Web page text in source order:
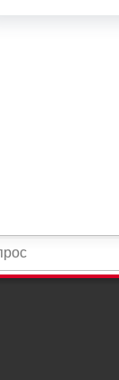
ВУ
в ГИБДД
учета автомобиля
ДТП
случаям